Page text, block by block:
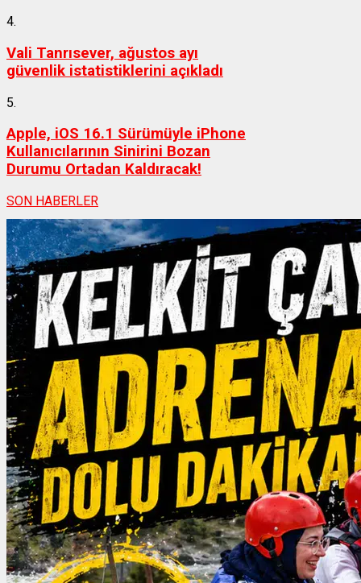
4.
Vali Tanrısever, ağustos ayı
güvenlik istatistiklerini açıkladı
5.
Apple, iOS 16.1 Sürümüyle iPhone
Kullanıcılarının Sinirini Bozan
Durumu Ortadan Kaldıracak!
SON HABERLER